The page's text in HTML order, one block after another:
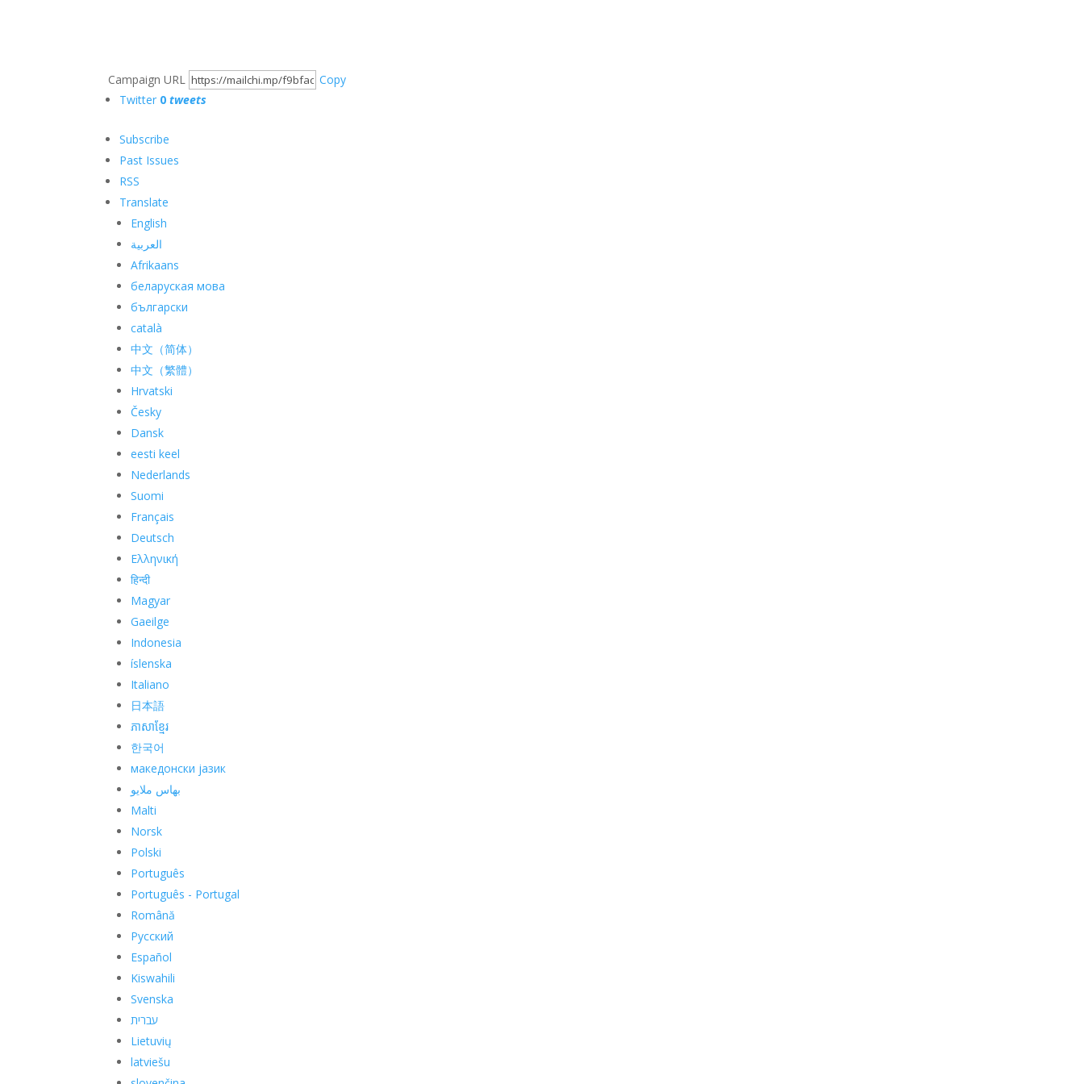
Campaign URL
Copy
Twitter 0tweets
Subscribe
Past Issues
RSS
Translate
English
العربية
Afrikaans
беларуская мова
български
català
中文（简体）
中文（繁體）
Hrvatski
Česky
Dansk
eesti keel
Nederlands
Suomi
Français
Deutsch
Ελληνική
हिन्दी
Magyar
Gaeilge
Indonesia
íslenska
Italiano
日本語
ភាសាខ្មែរ
한국어
македонски јазик
بهاس ملايو
Malti
Norsk
Polski
Português
Português - Portugal
Română
Русский
Español
Kiswahili
Svenska
עברית
Lietuvių
latviešu